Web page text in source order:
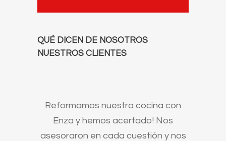
QUÉ DICEN DE NOSOTROS
NUESTROS CLIENTES
Reformamos nuestra cocina con
Enza y hemos acertado! Nos
asesoraron en cada cuestión y nos